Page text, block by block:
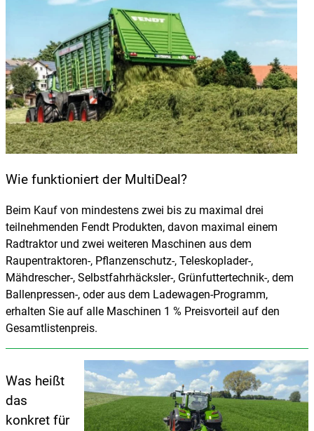
Wie funktioniert der MultiDeal?
Beim Kauf von mindestens zwei bis zu maximal drei
teilnehmenden Fendt Produkten, davon maximal einem
Radtraktor und zwei weiteren Maschinen aus dem
Raupentraktoren-, Pflanzenschutz-, Teleskoplader-,
Mähdrescher-, Selbstfahrhäcksler-, Grünfuttertechnik-, dem
Ballenpressen-, oder aus dem Ladewagen-Programm,
erhalten Sie auf alle Maschinen 1 % Preisvorteil auf den
Gesamtlistenpreis.
Was heißt
das
konkret für